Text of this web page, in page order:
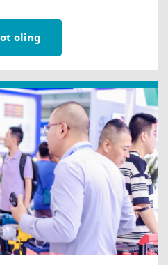
oling